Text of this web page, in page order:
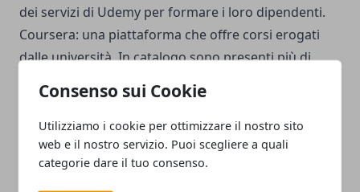
Consenso sui Cookie
Utilizziamo i cookie per ottimizzare il nostro sito
web e il nostro servizio. Puoi scegliere a quali
categorie dare il tuo consenso.
dei servizi di Udemy per formare i loro dipendenti.
Coursera: una piattaforma che offre corsi erogati
dalle università. In catalogo sono presenti più di
prestigiose università del Mondo. La maggior parte
dei corsi sono in inglese o spagnolo. Gli utenti
possono iscriversi e seguire i corsi gratuitamente,
ma devono pagare una quota se vogliono ricevere il